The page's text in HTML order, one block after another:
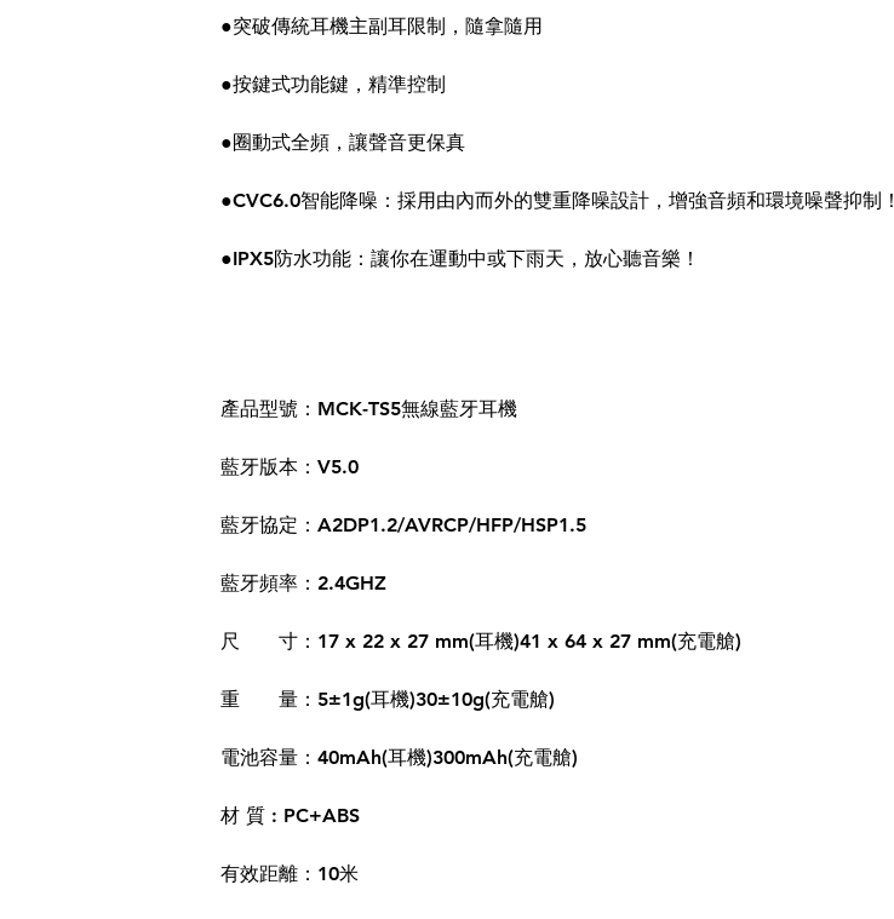
●突破傳統耳機主副耳限制，隨拿隨用
●按鍵式功能鍵，精準控制
●圈動式全頻，讓聲音更保真
●CVC6.0智能降噪：採用由內而外的雙重降噪設計，增強音頻和環境噪聲抑制！
●IPX5防水功能：讓你在運動中或下雨天，放心聽音樂！
產品型號：MCK-TS5無線藍牙耳機
藍牙版本：V5.0
藍牙協定：A2DP1.2/AVRCP/HFP/HSP1.5
藍牙頻率：2.4GHZ
尺 寸：17 x 22 x 27 mm(耳機)41 x 64 x 27 mm(充電艙)
重 量：5±1g(耳機)30±10g(充電艙)
電池容量：40mAh(耳機)300mAh(充電艙)
材 質 : PC+ABS
有效距離：10米